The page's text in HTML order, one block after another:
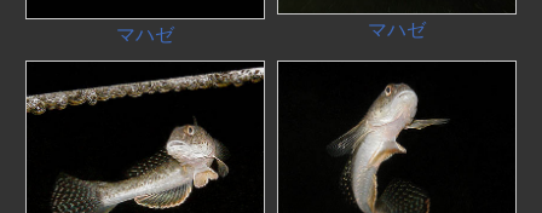
マハゼ マハゼ